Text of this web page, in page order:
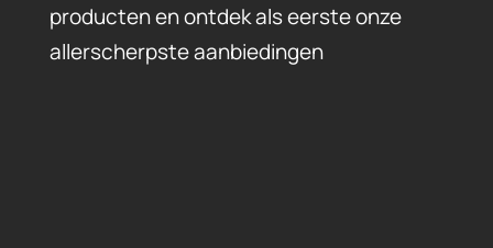
producten en ontdek als eerste onze
allerscherpste aanbiedingen